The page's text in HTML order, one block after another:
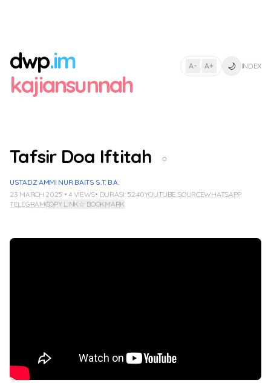
dwp.im
kajiansunnah
A- | A+ 🌙 INDEX
Tafsir Doa Iftitah ○
USTADZ AMMI NUR BAITS S.T. B.A.
23 MARCH 2025 • 4 VIEWS• DURASI: 52:40YOUTUBE SOURCEWHATSAPP
TELEGRAMCOPY LINK☆ BOOKMARK